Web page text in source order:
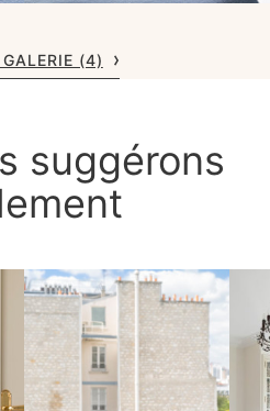
(4)
suggérons